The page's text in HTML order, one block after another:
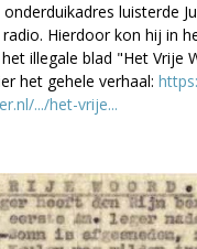
luisterde
radio. Hierdoor kon hij in
illegale blad "Het Vrije
het gehele verhaal:
.../het-vrije...